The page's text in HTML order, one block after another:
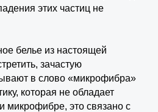
этих частиц не
белье из настоящей
зачастую
в слово «микрофибра»
которая не обладает
микрофибре, это связано с